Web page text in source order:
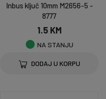
Inbus ključ 10mm M2656-5 -
8777
1.5 KM
NA STANJU
DODAJ U KORPU